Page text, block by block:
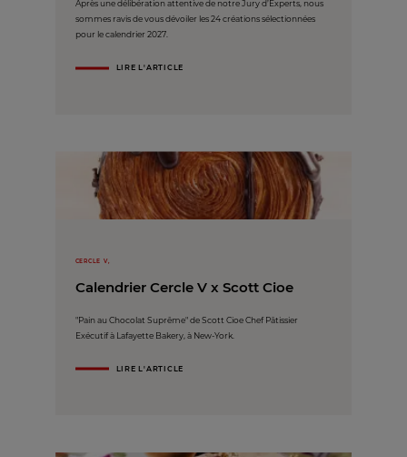
Après une délibération attentive de notre Jury d’Experts, nous
sommes ravis de vous dévoiler les 24 créations sélectionnées
pour le calendrier 2027.
LIRE L'ARTICLE
CERCLE V,
Calendrier Cercle V x Scott Cioe
"Pain au Chocolat Suprême" de Scott Cioe Chef Pâtissier
Exécutif à Lafayette Bakery, à New-York.
LIRE L'ARTICLE